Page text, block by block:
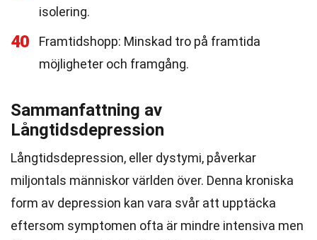
isolering.
40
Framtidshopp: Minskad tro på framtida
möjligheter och framgång.
Sammanfattning av
Långtidsdepression
Långtidsdepression, eller dystymi, påverkar
miljontals människor världen över. Denna kroniska
form av depression kan vara svår att upptäcka
eftersom symptomen ofta är mindre intensiva men